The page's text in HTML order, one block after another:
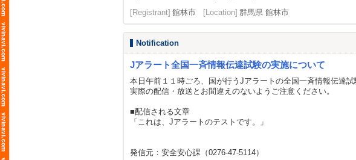
[Registrant] 館林市 [Location] 群馬県 館林市
Notification
Jアラート全国一斉情報伝達試験の実施について
本日午前１１時ごろ、国が行うJアラートの全国一斉情報伝達
実際の配信・放送とお間違えのないようご注意ください。
■配信される文章
「これは、Jアラートのテストです。」
発信元：安全安心課（0276-47-5114）